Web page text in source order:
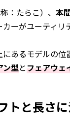
称：たらこ）、 本
ーがユーティリ
あるモデルの
ン型とフェアウェ
トと長さに